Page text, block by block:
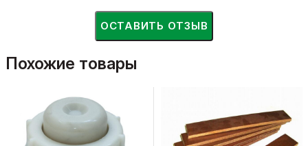
ОСТАВИТЬ ОТЗЫВ
Похожие товары